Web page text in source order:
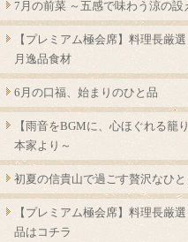
7月の前菜 ～五感で味わう涼の設
【プレミアム極会席】料理長厳
月逸品食材
6月の口福、始まりのひと品
【雨音をBGMに、心ほぐれる籠
本家より～
初夏の信貴山で過ごす贅沢なひと
【プレミアム極会席】料理長厳
品はコチラ